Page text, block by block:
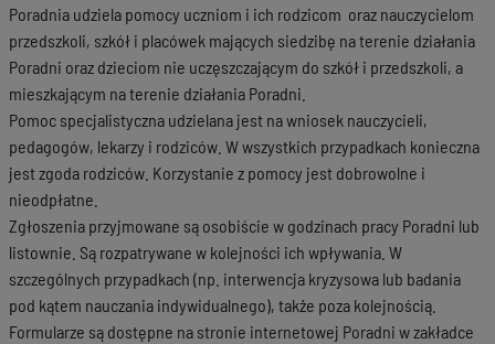
Poradnia udziela pomocy uczniom i ich rodzicom oraz nauczycielom
przedszkoli, szkół i placówek mających siedzibę na terenie działania
Poradni oraz dzieciom nie uczęszczającym do szkół i przedszkoli, a
mieszkającym na terenie działania Poradni.
Pomoc specjalistyczna udzielana jest na wniosek nauczycieli,
pedagogów, lekarzy i rodziców. W wszystkich przypadkach konieczna
jest zgoda rodziców. Korzystanie z pomocy jest dobrowolne i
nieodpłatne.
Zgłoszenia przyjmowane są osobiście w godzinach pracy Poradni lub
listownie. Są rozpatrywane w kolejności ich wpływania. W
szczególnych przypadkach (np. interwencja kryzysowa lub badania
pod kątem nauczania indywidualnego), także poza kolejnością.
Formularze są dostępne na stronie internetowej Poradni w zakładce